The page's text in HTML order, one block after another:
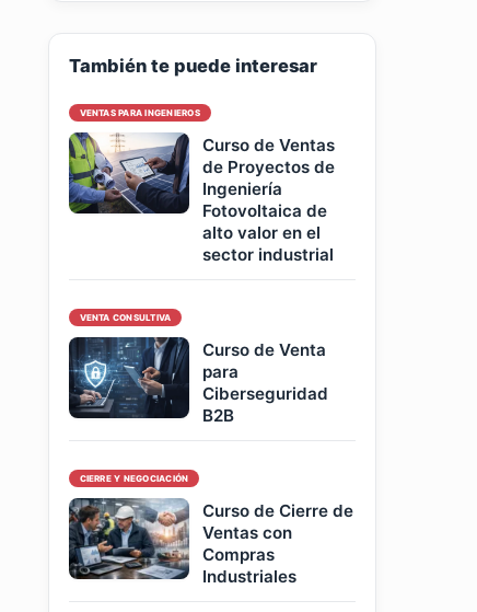
También te puede interesar
VENTAS PARA INGENIEROS
Curso de Ventas
de Proyectos de
Ingeniería
Fotovoltaica de
alto valor en el
sector industrial
VENTA CONSULTIVA
Curso de Venta
para
Ciberseguridad
B2B
CIERRE Y NEGOCIACIÓN
Curso de Cierre de
Ventas con
Compras
Industriales